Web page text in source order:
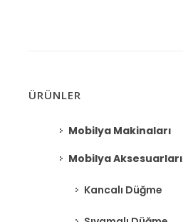
ÜRÜNLER
Mobilya Makinaları
Mobilya Aksesuarları
Kancalı Düğme